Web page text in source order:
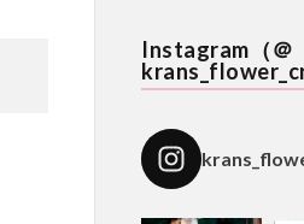
Instagram（＠